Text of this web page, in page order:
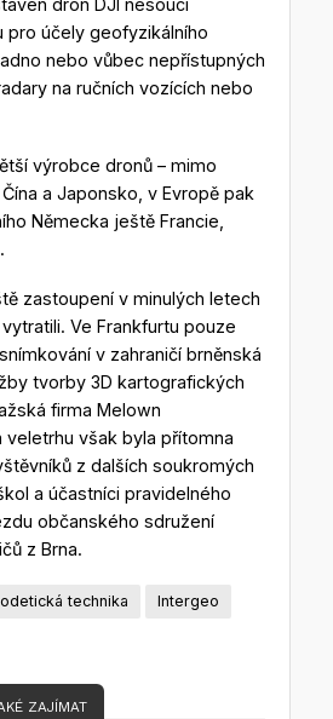
dron DJI nesoucí
pro účely geofyzikálního
nebo vůbec nepřístupných
na ručních vozících nebo
výrobce dronů – mimo
a Japonsko, v Evropě pak
Německa ještě Francie,
zastoupení v minulých letech
vytratili. Ve Frankfurtu pouze
v zahraničí brněnská
tvorby 3D kartografických
firma Melown
veletrhu však byla přítomna
z dalších soukromých
a účastníci pravidelného
občanského sdružení
z Brna.
technika Intergeo
ZAJÍMAT